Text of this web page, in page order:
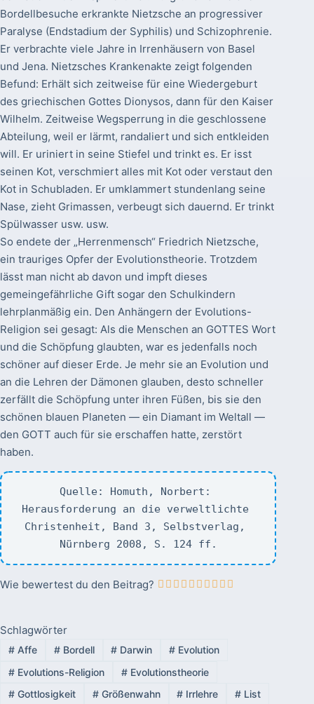
Bordellbesuche erkrankte Nietzsche an progressiver
Paralyse (Endstadium der Syphilis) und Schizophrenie.
Er verbrachte viele Jahre in Irrenhäusern von Basel
und Jena. Nietzsches Krankenakte zeigt folgenden
Befund: Erhält sich zeitweise für eine Wiedergeburt
des griechischen Gottes Dionysos, dann für den Kaiser
Wilhelm. Zeitweise Wegsperrung in die geschlossene
Abteilung, weil er lärmt, randaliert und sich entkleiden
will. Er uriniert in seine Stiefel und trinkt es. Er isst
seinen Kot, verschmiert alles mit Kot oder verstaut den
Kot in Schubladen. Er umklammert stundenlang seine
Nase, zieht Grimassen, verbeugt sich dauernd. Er trinkt
Spülwasser usw. usw.
So endete der „Herrenmensch“ Friedrich Nietzsche,
ein trauriges Opfer der Evolutionstheorie. Trotzdem
lässt man nicht ab davon und impft dieses
gemeingefährliche Gift sogar den Schulkindern
lehrplanmäßig ein. Den Anhängern der Evolutions-
Religion sei gesagt: Als die Menschen an GOTTES Wort
und die Schöpfung glaubten, war es jedenfalls noch
schöner auf dieser Erde. Je mehr sie an Evolution und
an die Lehren der Dämonen glauben, desto schneller
zerfällt die Schöpfung unter ihren Füßen, bis sie den
schönen blauen Planeten — ein Diamant im Weltall —
den GOTT auch für sie erschaffen hatte, zerstört
haben.
Quelle: Homuth, Norbert:
Herausforderung an die verweltlichte
Christenheit, Band 3, Selbstverlag,
Nürnberg 2008, S. 124 ff.
Wie bewertest du den Beitrag?
Schlagwörter
#Affe #Bordell # Darwin # Evolution
#Evolutions-Religion #Evolutionstheorie
#Gottlosigkeit #Größenwahn # Irrlehre # List